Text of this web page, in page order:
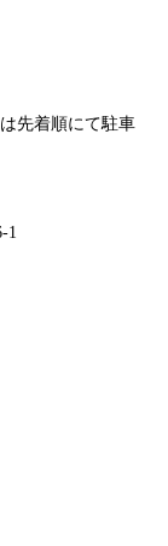
先着順にて駐車
1